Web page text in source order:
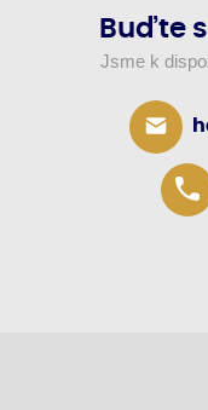
Buďte
Jsme k